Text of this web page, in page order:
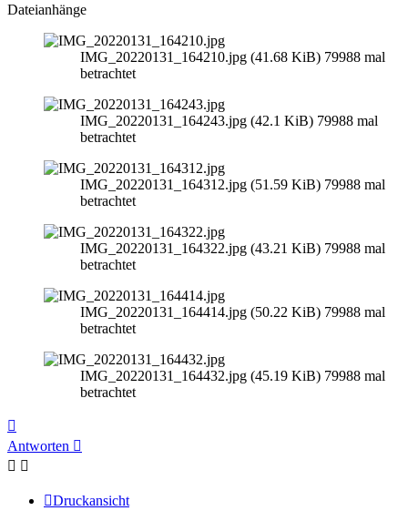
Dateianhänge
IMG_20220131_164210.jpg (41.68 KiB) 79988 mal
betrachtet
IMG_20220131_164243.jpg (42.1 KiB) 79988 mal
betrachtet
IMG_20220131_164312.jpg (51.59 KiB) 79988 mal
betrachtet
IMG_20220131_164322.jpg (43.21 KiB) 79988 mal
betrachtet
IMG_20220131_164414.jpg (50.22 KiB) 79988 mal
betrachtet
IMG_20220131_164432.jpg (45.19 KiB) 79988 mal
betrachtet
oben
Antworten
Druckansicht